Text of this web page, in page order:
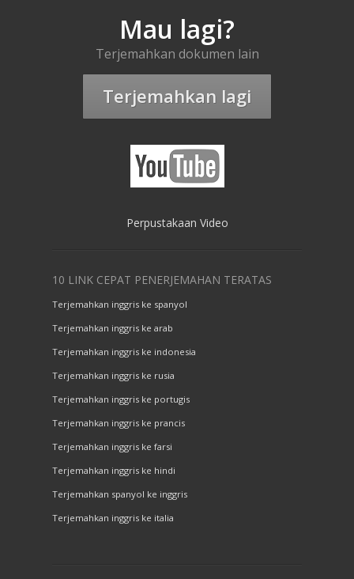
Mau lagi?
Terjemahkan dokumen lain
Terjemahkan lagi
Perpustakaan Video
10 LINK CEPAT PENERJEMAHAN TERATAS
Terjemahkan inggris ke spanyol
Terjemahkan inggris ke arab
Terjemahkan inggris ke indonesia
Terjemahkan inggris ke rusia
Terjemahkan inggris ke portugis
Terjemahkan inggris ke prancis
Terjemahkan inggris ke farsi
Terjemahkan inggris ke hindi
Terjemahkan spanyol ke inggris
Terjemahkan inggris ke italia